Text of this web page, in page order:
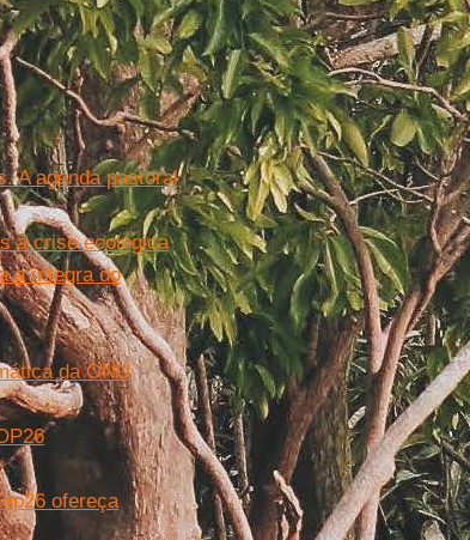
A agenda pastoral
à crise ecológica
a íntegra do
da ONU
ofereça